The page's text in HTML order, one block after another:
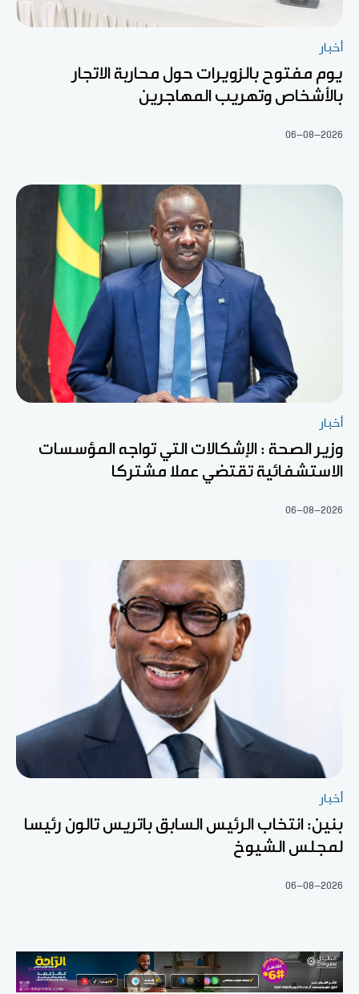
أخبار
يوم مفتوح بالزويرات حول محاربة الاتجار
بالأشخاص وتهريب المهاجرين
06-08-2026
أخبار
وزير الصحة : الإشكالات التي تواجه المؤسسات
الاستشفائية تقتضي عملا مشتركا
06-08-2026
أخبار
بنين: انتخاب الرئيس السابق باتريس تالون رئيسا
لمجلس الشيوخ
06-08-2026